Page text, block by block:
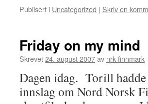
Publisert i Uncategorized | Skriv en
Friday on my mind
Skrevet24. august 2007av nrk finnmark
Dagen idag. Torill
innslag om Nord Norsk